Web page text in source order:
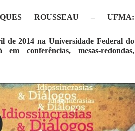
ROUSSEAU – UFMA:
de 2014 na Universidade Federal do
conferências, mesas-redondas,